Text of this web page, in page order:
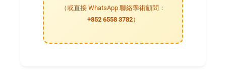
（或直接 WhatsApp 聯絡學術顧問：
+852 6558 3782）